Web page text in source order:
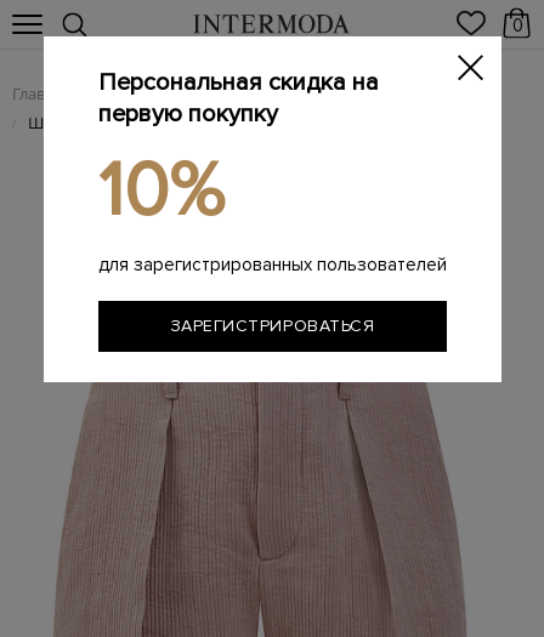
0
Главная Женщинам
/ Шорты Corset Wide Flare из льняного и хлопкового репса
Персональная скидка на
первую покупку
10%
для зарегистрированных пользователей
ЗАРЕГИСТРИРОВАТЬСЯ